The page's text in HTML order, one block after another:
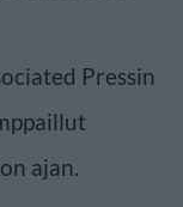
Pressin
ajan.